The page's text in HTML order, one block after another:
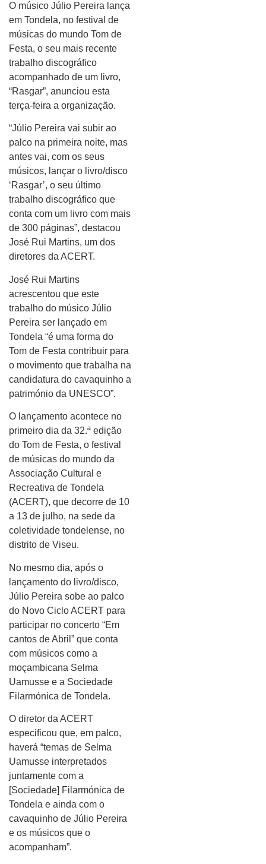
O músico Júlio Pereira lança
em Tondela, no festival de
músicas do mundo Tom de
Festa, o seu mais recente
trabalho discográfico
acompanhado de um livro,
“Rasgar”, anunciou esta
terça-feira a organização.
“Júlio Pereira vai subir ao
palco na primeira noite, mas
antes vai, com os seus
músicos, lançar o livro/disco
‘Rasgar’, o seu último
trabalho discográfico que
conta com um livro com mais
de 300 páginas”, destacou
José Rui Martins, um dos
diretores da ACERT.
José Rui Martins
acrescentou que este
trabalho do músico Júlio
Pereira ser lançado em
Tondela “é uma forma do
Tom de Festa contribuir para
o movimento que trabalha na
candidatura do cavaquinho a
património da UNESCO”.
O lançamento acontece no
primeiro dia da 32.ª edição
do Tom de Festa, o festival
de músicas do mundo da
Associação Cultural e
Recreativa de Tondela
(ACERT), que decorre de 10
a 13 de julho, na sede da
coletividade tondelense, no
distrito de Viseu.
No mesmo dia, após o
lançamento do livro/disco,
Júlio Pereira sobe ao palco
do Novo Ciclo ACERT para
participar no concerto “Em
cantos de Abril” que conta
com músicos como a
moçambicana Selma
Uamusse e a Sociedade
Filarmónica de Tondela.
O diretor da ACERT
especificou que, em palco,
haverá “temas de Selma
Uamusse interpretados
juntamente com a
[Sociedade] Filarmónica de
Tondela e ainda com o
cavaquinho de Júlio Pereira
e os músicos que o
acompanham”.